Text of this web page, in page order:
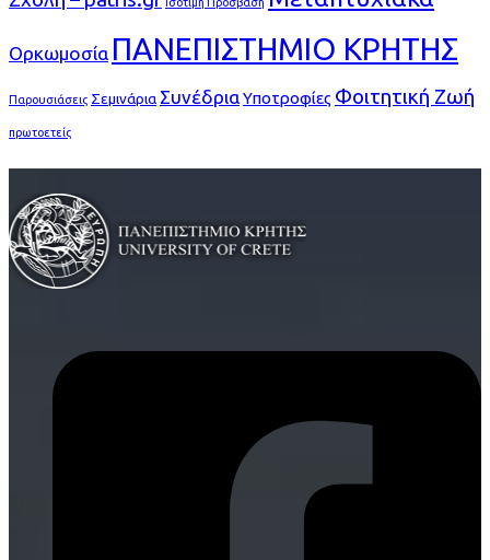
Ορκωμοσία ΠΑΝΕΠΙΣΤΗΜΙΟ ΚΡΗΤΗΣ
Παρουσιάσεις Σεμινάρια Συνέδρια Υποτροφίες Φοιτητική Ζωή
πρωτοετείς